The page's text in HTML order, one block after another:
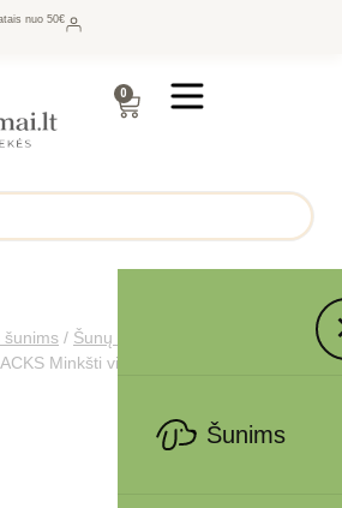
nuo 50€
0
Šunims
šunims / Šunų maistas
Minkšti vištienos file žiedai 500g